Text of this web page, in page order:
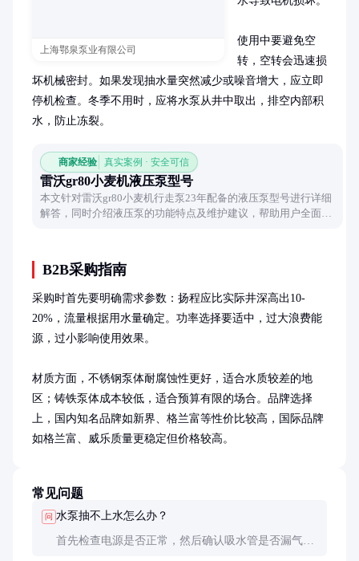
上海鄂泉泵业有限公司
使用中要避免空
转，空转会迅速损
坏机械密封。如果发现抽水量突然减少或噪音增大，应立即
停机检查。冬季不用时，应将水泵从井中取出，排空内部积
水，防止冻裂。
商家经验 真实案例 · 安全可信
雷沃gr80小麦机液压泵型号
本文针对雷沃gr80小麦机行走泵23年配备的液压泵型号进行详细
解答，同时介绍液压泵的功能特点及维护建议，帮助用户全面了
B2B采购指南
采购时首先要明确需求参数：扬程应比实际井深高出10-
20%，流量根据用水量确定。功率选择要适中，过大浪费能
源，过小影响使用效果。
材质方面，不锈钢泵体耐腐蚀性更好，适合水质较差的地
区；铸铁泵体成本较低，适合预算有限的场合。品牌选择
上，国内知名品牌如新界、格兰富等性价比较高，国际品牌
如格兰富、威乐质量更稳定但价格较高。
常见问题
问 水泵抽不上水怎么办？
首先检查电源是否正常，然后确认吸水管是否漏气或